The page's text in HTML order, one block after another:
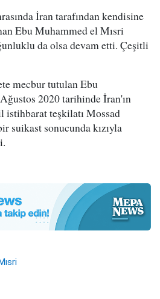
İran tarafından kendisine
Ebu Muhammed el Mısri
da olsa devam etti. Çeşitli
mecbur tutulan Ebu
2020 tarihinde İran'ın
istihbarat teşkilatı Mossad
suikast sonucunda kızıyla